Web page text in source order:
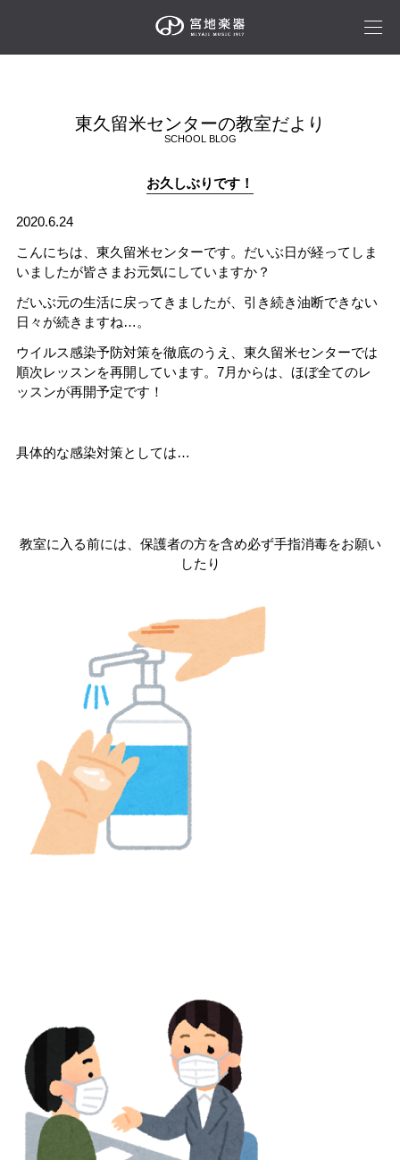
東久留米センターの教室だより
SCHOOL BLOG
お久しぶりです！
2020.6.24
こんにちは、東久留米センターです。だいぶ日が経ってしま
いましたが皆さまお元気にしていますか？
だいぶ元の生活に戻ってきましたが、引き続き油断できない
日々が続きますね…。
ウイルス感染予防対策を徹底のうえ、東久留米センターでは
順次レッスンを再開しています。7月からは、ほぼ全てのレ
ッスンが再開予定です！
具体的な感染対策としては…
教室に入る前には、保護者の方を含め必ず手指消毒をお願い
したり